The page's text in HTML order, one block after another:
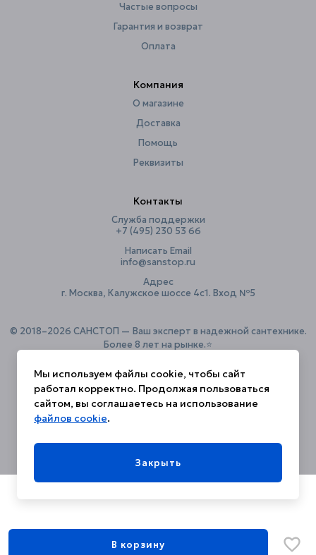
В корзину
11
Частые вопросы
Гарантия и возврат
Оплата
Компания
О магазине
Доставка
Помощь
Реквизиты
Контакты
Служба поддержки
+7 (495) 230 53 66
Написать Email
info@sanstop.ru
Адрес
г. Москва, Калужское шоссе 4с1. Вход №5
© 2018–2026 САНСТОП — Ваш эксперт в надежной сантехнике.
Более 8 лет на рынке.⭐️
Политика конфиденциальности
Мы используем файлы cookie, чтобы сайт
работал корректно. Продолжая пользоваться
сайтом, вы соглашаетесь на использование
файлов cookie.
Закрыть